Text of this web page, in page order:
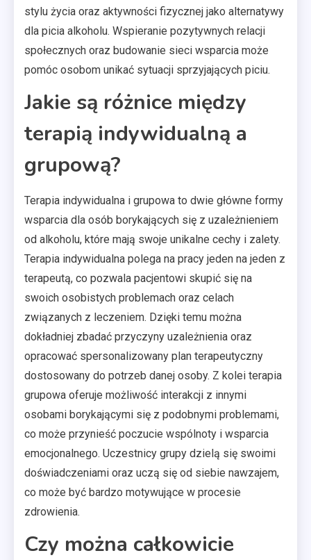
stylu życia oraz aktywności fizycznej jako alternatywy
dla picia alkoholu. Wspieranie pozytywnych relacji
społecznych oraz budowanie sieci wsparcia może
pomóc osobom unikać sytuacji sprzyjających piciu.
Jakie są różnice między
terapią indywidualną a
grupową?
Terapia indywidualna i grupowa to dwie główne formy
wsparcia dla osób borykających się z uzależnieniem
od alkoholu, które mają swoje unikalne cechy i zalety.
Terapia indywidualna polega na pracy jeden na jeden z
terapeutą, co pozwala pacjentowi skupić się na
swoich osobistych problemach oraz celach
związanych z leczeniem. Dzięki temu można
dokładniej zbadać przyczyny uzależnienia oraz
opracować spersonalizowany plan terapeutyczny
dostosowany do potrzeb danej osoby. Z kolei terapia
grupowa oferuje możliwość interakcji z innymi
osobami borykającymi się z podobnymi problemami,
co może przynieść poczucie wspólnoty i wsparcia
emocjonalnego. Uczestnicy grupy dzielą się swoimi
doświadczeniami oraz uczą się od siebie nawzajem,
co może być bardzo motywujące w procesie
zdrowienia.
Czy można całkowicie